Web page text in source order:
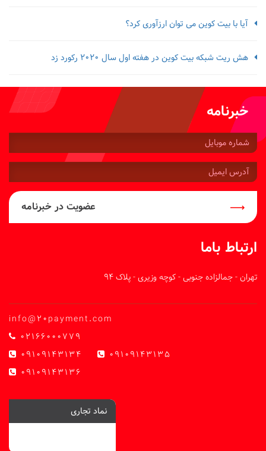
آیا با بیت کوین می توان ارزآوری کرد؟
هش ریت شبکه بیت کوین در هفته اول سال 2020 رکورد زد
خبرنامه
شماره
موبایل:
آدرس
ایمیل:
عضویت در خبرنامه
ارتباط باما
تهران - جمالزاده جنوبی - کوچه وزیری - پلاک 94
info@20payment.com
02166000779
09109143134
09109143135
09109143136
نماد تجاری